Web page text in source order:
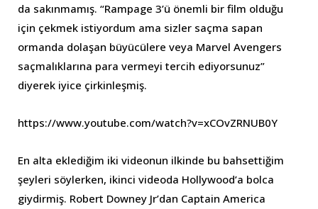
da sakınmamış. “Rampage 3’ü önemli bir film olduğu
için çekmek istiyordum ama sizler saçma sapan
ormanda dolaşan büyücülere veya Marvel Avengers
saçmalıklarına para vermeyi tercih ediyorsunuz”
diyerek iyice çirkinleşmiş.
https://www.youtube.com/watch?v=xCOvZRNUB0Y
En alta eklediğim iki videonun ilkinde bu bahsettiğim
şeyleri söylerken, ikinci videoda Hollywood’a bolca
giydirmiş. Robert Downey Jr’dan Captain America